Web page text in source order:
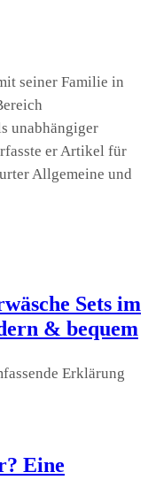
seiner Familie in
unabhängiger
er Artikel für
Allgemeine und
Sets im
& bequem
Eine